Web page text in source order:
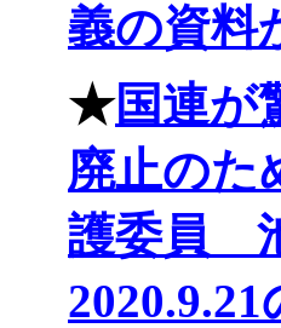
義の資料
★国連が
廃止の
護委員